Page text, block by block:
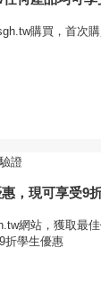
購買，首次
證
，現可享受9
網站，獲取最
折學生優惠